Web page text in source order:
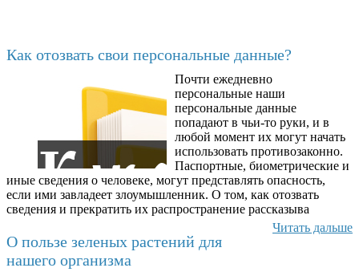
Как отозвать свои персональные данные?
Почти ежедневно
персональные наши
персональные данные
попадают в чьи-то руки, и в
любой момент их могут начать
использовать противозаконно.
Паспортные, биометрические и
иные сведения о человеке, могут представлять опасность,
если ими завладеет злоумышленник. О том, как отозвать
сведения и прекратить их распространение рассказыва
Читать дальше
О пользе зеленых растений для
нашего организма